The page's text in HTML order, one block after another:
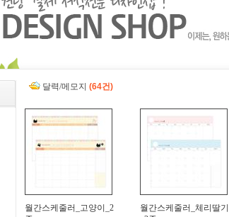
달력/메모지 (64건)
월간스케줄러_고양이_2
월간스케줄러_체리딸기